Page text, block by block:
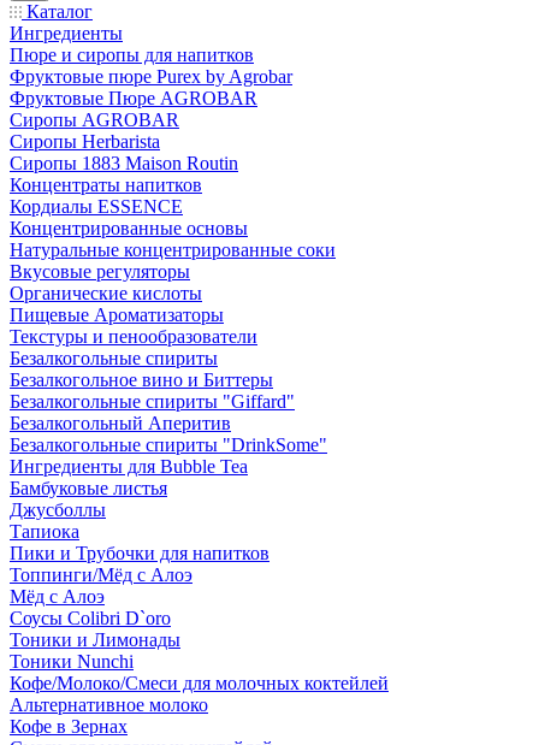
Каталог
Ингредиенты
Пюре и сиропы для напитков
Фруктовые пюре Purex by Agrobar
Фруктовые Пюре AGROBAR
Сиропы AGROBAR
Сиропы Herbarista
Сиропы 1883 Maison Routin
Концентраты напитков
Кордиалы ESSENCE
Концентрированные основы
Натуральные концентрированные соки
Вкусовые регуляторы
Органические кислоты
Пищевые Ароматизаторы
Текстуры и пенообразователи
Безалкогольные спириты
Безалкогольное вино и Биттеры
Безалкогольные спириты "Giffard"
Безалкогольный Аперитив
Безалкогольные спириты "DrinkSome"
Ингредиенты для Bubble Tea
Бамбуковые листья
Джусболлы
Тапиока
Пики и Трубочки для напитков
Топпинги/Мёд с Алоэ
Мёд с Алоэ
Соусы Colibri D`oro
Тоники и Лимонады
Тоники Nunchi
Кофе/Молоко/Смеси для молочных коктейлей
Альтернативное молоко
Кофе в Зернах